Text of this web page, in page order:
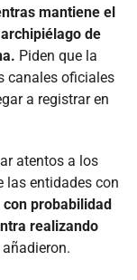
mantiene el
de
Piden que la
canales oficiales
a registrar en
atentos a los
las entidades con
probabilidad
realizando
añadieron.